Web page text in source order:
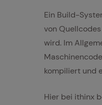
Ein Build-
von
wird. Im
kompiliert und
Hier bei ithinx